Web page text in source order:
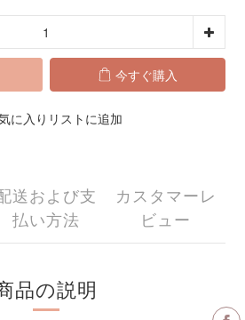
今すぐ購入
に入りリストに追加
送および支
払い方法
カスタマーレ
ビュー
品の説明